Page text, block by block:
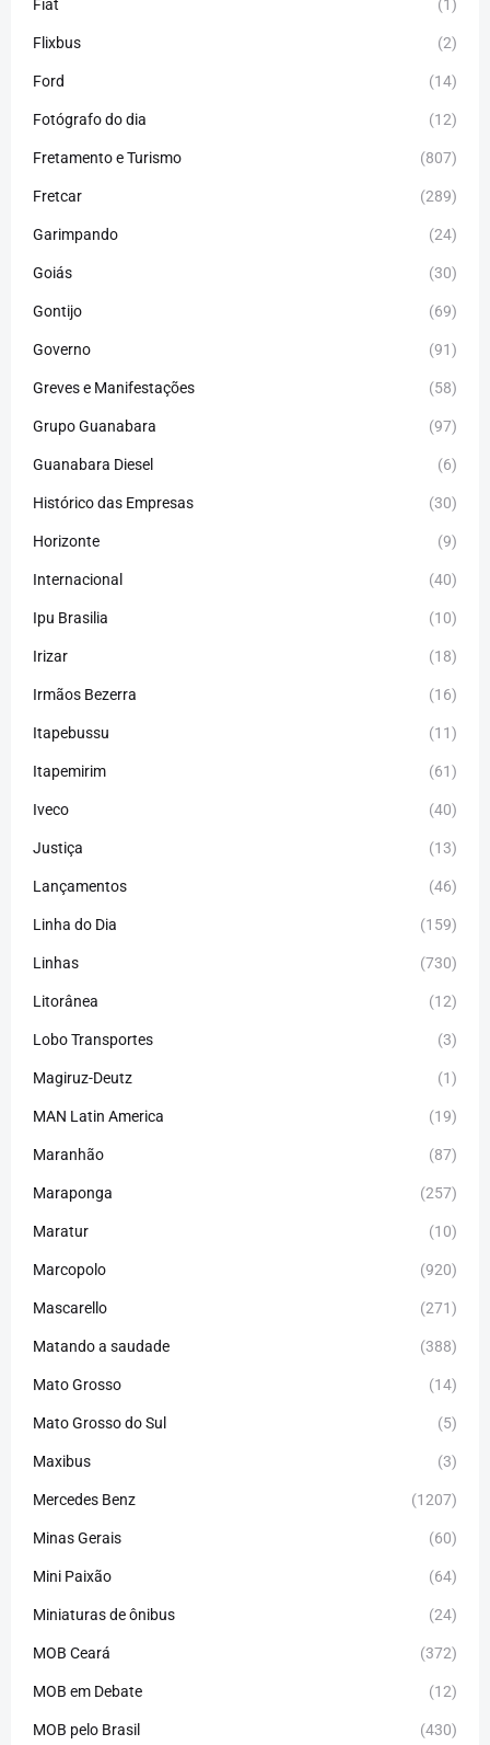
Fiat (1)
Flixbus (2)
Ford (14)
Fotógrafo do dia (12)
Fretamento e Turismo (807)
Fretcar (289)
Garimpando (24)
Goiás (30)
Gontijo (69)
Governo (91)
Greves e Manifestações (58)
Grupo Guanabara (97)
Guanabara Diesel (6)
Histórico das Empresas (30)
Horizonte (9)
Internacional (40)
Ipu Brasilia (10)
Irizar (18)
Irmãos Bezerra (16)
Itapebussu (11)
Itapemirim (61)
Iveco (40)
Justiça (13)
Lançamentos (46)
Linha do Dia (159)
Linhas (730)
Litorânea (12)
Lobo Transportes (3)
Magiruz-Deutz (1)
MAN Latin America (19)
Maranhão (87)
Maraponga (257)
Maratur (10)
Marcopolo (920)
Mascarello (271)
Matando a saudade (388)
Mato Grosso (14)
Mato Grosso do Sul (5)
Maxibus (3)
Mercedes Benz (1207)
Minas Gerais (60)
Mini Paixão (64)
Miniaturas de ônibus (24)
MOB Ceará (372)
MOB em Debate (12)
MOB pelo Brasil (430)